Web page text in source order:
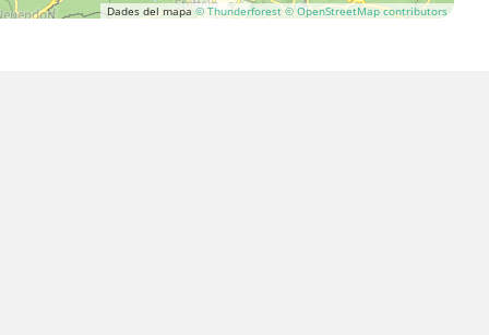
Dades del mapa© Thunderforest © OpenStreetMap contributors